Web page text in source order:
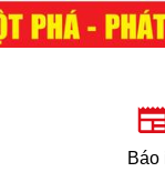
Báo